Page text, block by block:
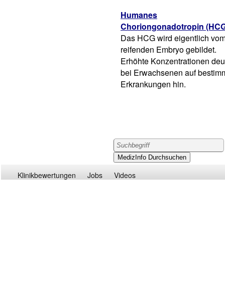
Humanes
Choriongonadotropin
Das HCG wird eigentlich
reifenden Embryo gebildet.
Erhöhte Konzentrationen
bei Erwachsenen auf
Erkrankungen hin.
Klinikbewertungen Jobs Videos